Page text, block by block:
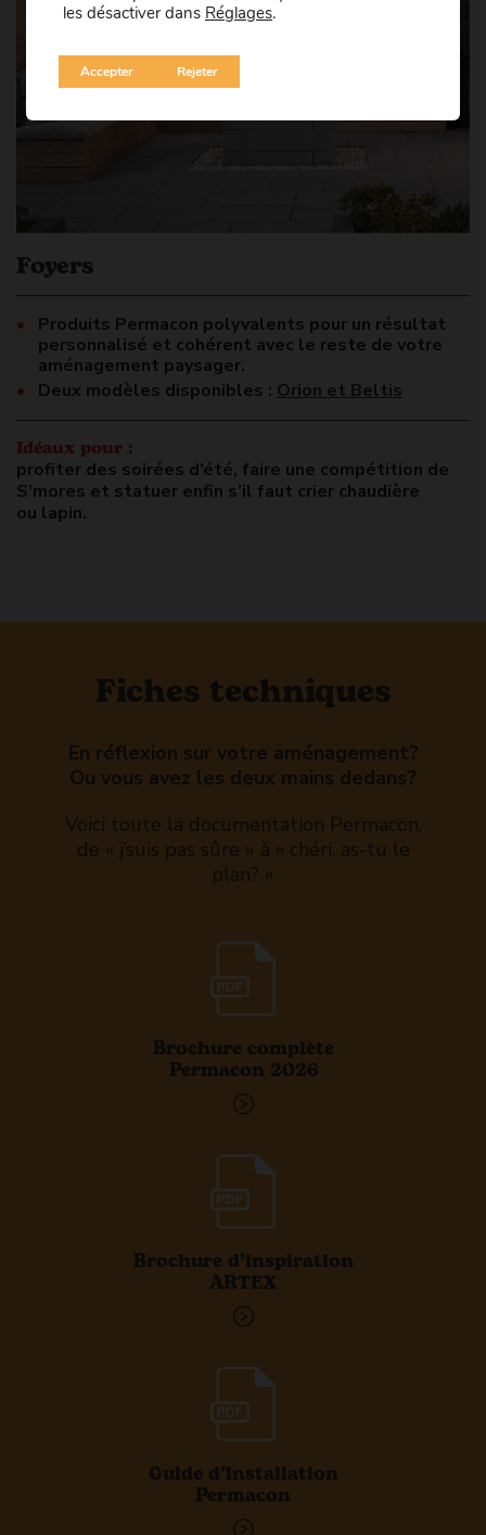
Foyers
Produits Permacon polyvalents pour un résultat
personnalisé et cohérent avec le reste de votre
aménagement paysager.
Deux modèles disponibles : Orion et Beltis
Idéaux pour :
profiter des soirées d’été, faire une compétition de
S’mores et statuer enfin s’il faut crier chaudière
ou lapin.
Fiches techniques
En réflexion sur votre aménagement?
Ou vous avez les deux mains dedans?
Voici toute la documentation Permacon,
de « j’suis pas sûre » à « chéri, as-tu le
plan? »
Brochure complète
Permacon 2026
Brochure d’inspiration
ARTEX
Guide d’installation
Permacon
les désactiver dans Réglages.
Accepter Rejeter